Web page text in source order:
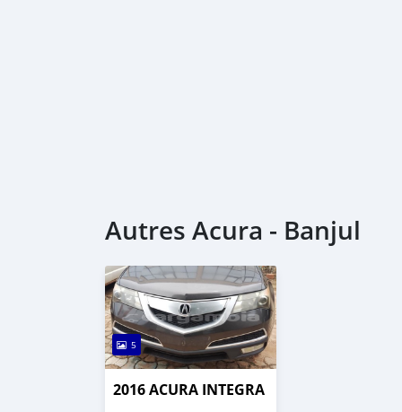
Autres Acura - Banjul
5
2016 ACURA INTEGRA